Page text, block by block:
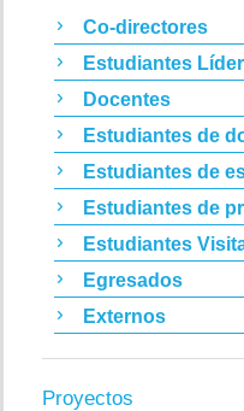
Co-directores
Estudiantes
Docentes
Estudiantes de
Estudiantes de
Estudiantes de
Estudiantes
Egresados
Externos
Proyectos